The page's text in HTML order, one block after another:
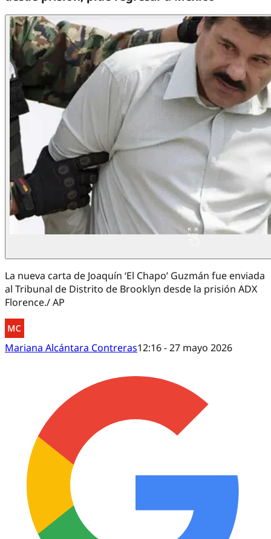
La nueva carta de Joaquín ‘El Chapo’ Guzmán fue enviada
al Tribunal de Distrito de Brooklyn desde la prisión ADX
Florence./ AP
Mariana Alcántara Contreras12:16 - 27 mayo 2026